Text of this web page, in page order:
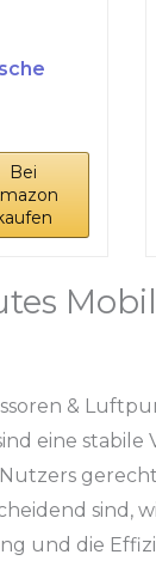
Bei
&
eine
sind,
und die